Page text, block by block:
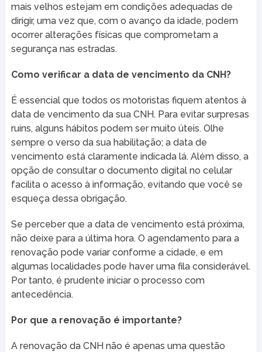
mais velhos estejam em condições adequadas de
dirigir, uma vez que, com o avanço da idade, podem
ocorrer alterações físicas que comprometam a
segurança nas estradas.
Como verificar a data de vencimento da CNH?
É essencial que todos os motoristas fiquem atentos à
data de vencimento da sua CNH. Para evitar surpresas
ruins, alguns hábitos podem ser muito úteis. Olhe
sempre o verso da sua habilitação; a data de
vencimento está claramente indicada lá. Além disso, a
opção de consultar o documento digital no celular
facilita o acesso à informação, evitando que você se
esqueça dessa obrigação.
Se perceber que a data de vencimento está próxima,
não deixe para a última hora. O agendamento para a
renovação pode variar conforme a cidade, e em
algumas localidades pode haver uma fila considerável.
Por tanto, é prudente iniciar o processo com
antecedência.
Por que a renovação é importante?
A renovação da CNH não é apenas uma questão